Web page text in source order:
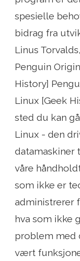
spesielle
bidrag fra
Linus
Penguin
History]
Linux [Geek
sted du kan
Linux - den
datamaskiner
våre
som ikke er
administrerer
hva som ikke
problem med
vært